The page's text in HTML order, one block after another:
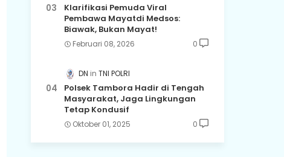
Klarifikasi Pemuda Viral
Pembawa Mayatdi Medsos:
Biawak, Bukan Mayat!
Februari 08, 2026 0
DN TNI POLRI
Polsek Tambora Hadir di Tengah
Masyarakat, Jaga Lingkungan
Tetap Kondusif
Oktober 01, 2025 0